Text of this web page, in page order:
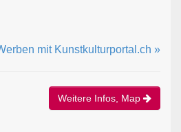
mit Kunstkulturportal.ch »
Weitere Infos, Map